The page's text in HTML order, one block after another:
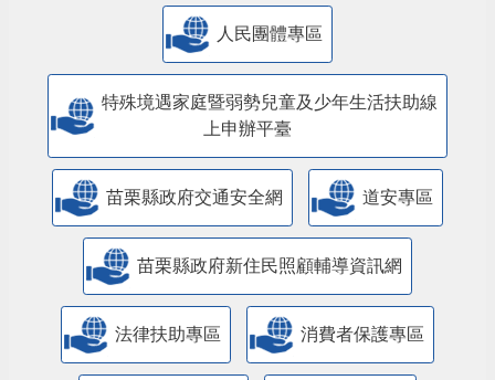
人民團體專區
特殊境遇家庭暨弱勢兒童及少年生活扶助線
上申辦平臺
苗栗縣政府交通安全網 道安專區
苗栗縣政府新住民照顧輔導資訊網
法律扶助專區 消費者保護專區